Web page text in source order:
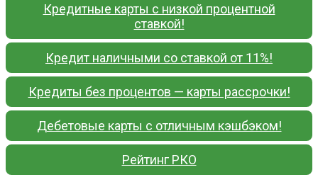
Кредитные карты с низкой процентной
ставкой!
Кредит наличными со ставкой от 11%!
Кредиты без процентов — карты рассрочки!
Дебетовые карты с отличным кэшбэком!
Рейтинг РКО